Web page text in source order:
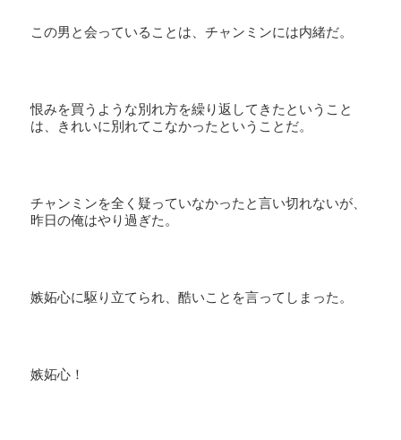
この男と会っていることは、チャンミンには内緒だ。
恨みを買うような別れ方を繰り返してきたということ
は、きれいに別れてこなかったということだ。
チャンミンを全く疑っていなかったと言い切れないが、
昨日の俺はやり過ぎた。
嫉妬心に駆り立てられ、酷いことを言ってしまった。
嫉妬心！